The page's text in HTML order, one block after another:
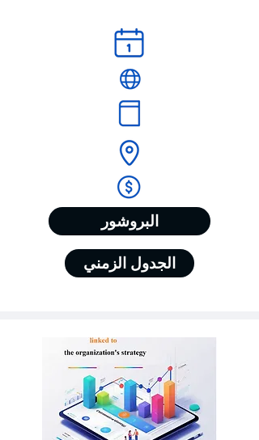
البروشور
الجدول الزمني